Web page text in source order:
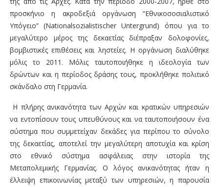
προσκήνιο η ακροδεξιά οργάνωση “Εθνικοσοσιαλιστικό
Υπόγειο” (Nationalsozialistischer Untergrund) όπου για το
μεγαλύτερο μέρος της δεκαετίας διέπραξαν δολοφονίες,
βομβιστικές επιθέσεις και ληστείες. Η οργάνωση διαλύθηκε
μόλις το 2011. Μόλις ταυτοποιήθηκε η ιδεολογία των
δρώντων και η περίοδος δράσης τους, προκλήθηκε πολιτικό
σκάνδαλο στη Γερμανία.
Η πλήρης ανικανότητα των Αρχών και κρατικών υπηρεσιών
να εντοπίσουν τους υπευθύνους και να ταυτοποιήσουν ένα
σύστημα που συμμετείχαν δεκάδες για περίπου το σύνολο
της δεκαετίας, αποτελεί την μεγαλύτερη αποτυχία και κρίση
στο εθνικό σύστημα ασφάλειας στην ιστορία της
Μεταπολεμικής Γερμανίας. Ο λόγος ανικανότητας ήταν η
έλλειψη επικοινωνίας μεταξύ των υπηρεσιών, η παρουσία